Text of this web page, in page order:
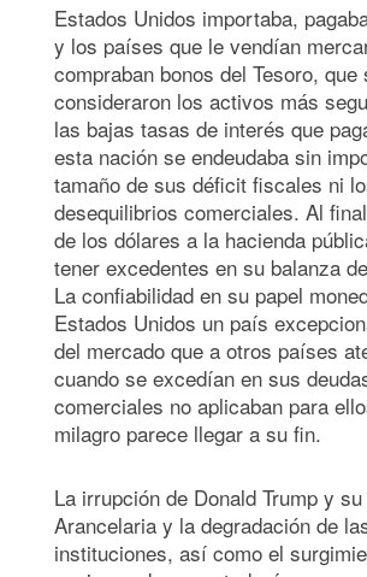
Estados Unidos importaba,
y los países que le vendían
compraban bonos del Tesoro, que
consideraron los activos más
las bajas tasas de interés que
esta nación se endeudaba sin
tamaño de sus déficit fiscales ni
desequilibrios comerciales. Al
de los dólares a la hacienda
tener excedentes en su balanza
La confiabilidad en su papel
Estados Unidos un país
del mercado que a otros países
cuando se excedían en sus
comerciales no aplicaban para
milagro parece llegar a su fin.
La irrupción de Donald Trump y
Arancelaria y la degradación de
instituciones, así como el